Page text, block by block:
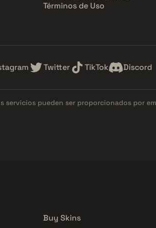
Términos de Uso
Twitter TikTok Discord
servicios pueden ser proporcionados por
Buy Skins